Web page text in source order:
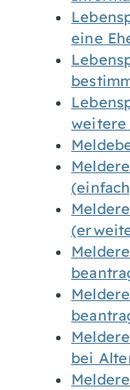
eine
weitere
bei